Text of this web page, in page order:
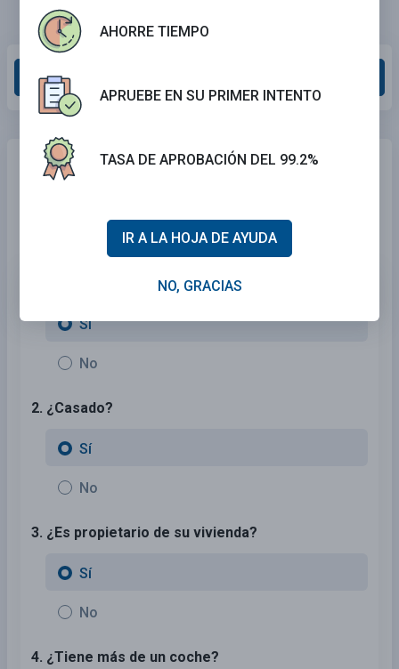
¿Necesita seguro de automóvil?¡Ningún
problema!
póliza personalizada que se ajuste a tus necesidades.
1. ¿Está asegurado actualmente?
Sí
No
2. ¿Casado?
Sí
No
3. ¿Es propietario de su vivienda?
Sí
No
4. ¿Tiene más de un coche?
AHORRE TIEMPO
APRUEBE EN SU PRIMER INTENTO
TASA DE APROBACIÓN DEL 99.2%
IR A LA HOJA DE AYUDA
NO, GRACIAS